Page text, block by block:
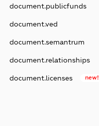
document.publicfunds
document.ved
document.semantrum
document.relationships
document.licenses new!